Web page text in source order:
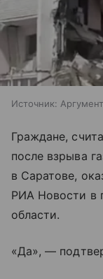
Источник:
Граждане,
после взрыва
в Саратове,
РИА Новости в
области.
«Да», —